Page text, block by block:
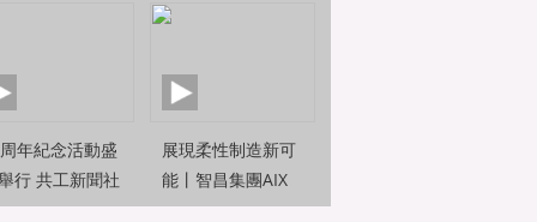
年紀念活動盛
行 共工新聞社
新聞觀察員前
展現柔性制造新可
能丨智昌集團AIX
機器人亮相2025世